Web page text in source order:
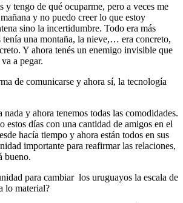
y tengo de qué ocuparme, pero a veces me
y no puedo creer lo que estoy
sino la incertidumbre. Todo era más
una montaña, la nieve,… era concreto,
Y ahora tenés un enemigo invisible que
a pegar.
de comunicarse y ahora sí, la tecnología
y ahora tenemos todas las comodidades.
estos días con una cantidad de amigos en el
hacía tiempo y ahora están todos en sus
importante para reafirmar las relaciones,
bueno.
para cambiar los uruguayos la escala de
lo material?